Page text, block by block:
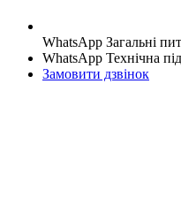
WhatsApp Загальні
WhatsApp Технічна
Замовити дзвінок